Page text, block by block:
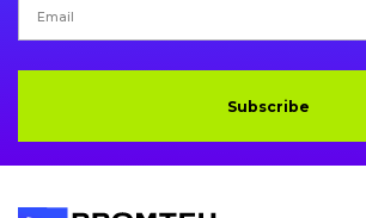
Hydraulics
Subscribe